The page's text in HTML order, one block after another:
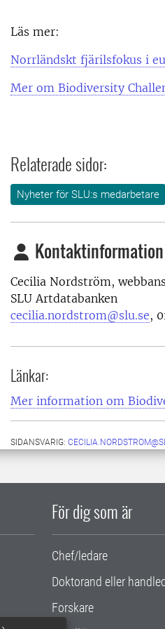
Läs mer:
Norrländskt fjärilsfokus i
Mer om Biodiversity
Relaterade sidor:
Nyheter för SLU:s medarbetare
Kontaktinformation
Cecilia Nordström,
SLU Artdatabanken
cecilia.nordstrom@slu.se,
Länkar:
Mer information om
SIDANSVARIG:
För dig som är
Chef/ledare
Doktorand eller
Forskare